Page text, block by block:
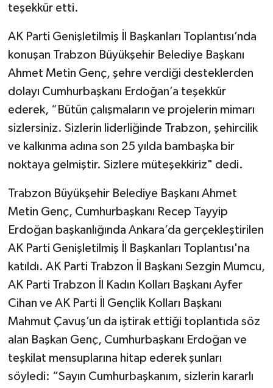
teşekkür etti.
AK Parti Genişletilmiş İl Başkanları Toplantısı’nda
konuşan Trabzon Büyükşehir Belediye Başkanı
Ahmet Metin Genç, şehre verdiği desteklerden
dolayı Cumhurbaşkanı Erdoğan’a teşekkür
ederek, “Bütün çalışmaların ve projelerin mimarı
sizlersiniz. Sizlerin liderliğinde Trabzon, şehircilik
ve kalkınma adına son 25 yılda bambaşka bir
noktaya gelmiştir. Sizlere müteşekkiriz" dedi.
Trabzon Büyükşehir Belediye Başkanı Ahmet
Metin Genç, Cumhurbaşkanı Recep Tayyip
Erdoğan başkanlığında Ankara’da gerçekleştirilen
AK Parti Genişletilmiş İl Başkanları Toplantısı'na
katıldı. AK Parti Trabzon İl Başkanı Sezgin Mumcu,
AK Parti Trabzon İl Kadın Kolları Başkanı Ayfer
Cihan ve AK Parti İl Gençlik Kolları Başkanı
Mahmut Çavuş’un da iştirak ettiği toplantıda söz
alan Başkan Genç, Cumhurbaşkanı Erdoğan ve
teşkilat mensuplarına hitap ederek şunları
söyledi: “Sayın Cumhurbaşkanım, sizlerin kararlı